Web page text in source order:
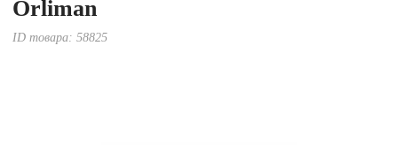
Orliman
ID товара:58825